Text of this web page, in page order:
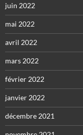
juin 2022
mai 2022
avril 2022
mars 2022
février 2022
janvier 2022
décembre 2021